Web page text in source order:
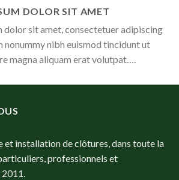
DOLOR SIT AMET
dolor sit amet, consectetuer adipiscing
nonummy nibh euismod tincidunt ut
magna aliquam erat volutpat….
et installation de clôtures, dans toute la
professionnels et